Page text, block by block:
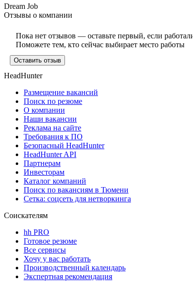
Dream Job
Отзывы о компании
Пока нет отзывов — оставьте первый, если
Поможете тем, кто сейчас выбирает место работы
Оставить отзыв
HeadHunter
Размещение вакансий
Поиск по резюме
О компании
Наши вакансии
Реклама на сайте
Требования к ПО
Безопасный HeadHunter
HeadHunter API
Партнерам
Инвесторам
Каталог компаний
Поиск по вакансиям в Тюмени
Сетка: соцсеть для нетворкинга
Соискателям
hh PRO
Готовое резюме
Все сервисы
Хочу у вас работать
Производственный календарь
Экспертная рекомендация